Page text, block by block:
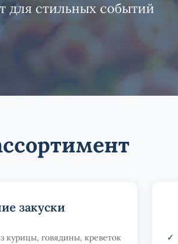
для стильных событий
закуски
говядины, креветок